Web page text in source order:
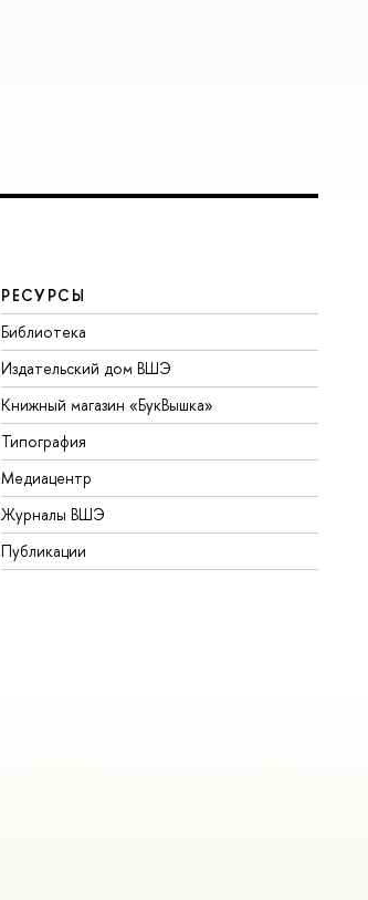
РЕСУРСЫ
Библиотека
Издательский дом ВШЭ
Книжный магазин «БукВышка»
Типография
Медиацентр
Журналы ВШЭ
Публикации